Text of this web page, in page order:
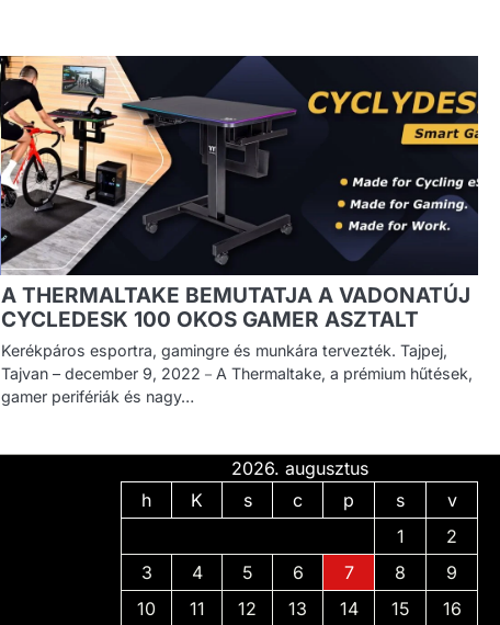
A THERMALTAKE BEMUTATJA A VADONATÚJ
CYCLEDESK 100 OKOS GAMER ASZTALT
Kerékpáros esportra, gamingre és munkára tervezték. Tajpej,
Tajvan – december 9, 2022－A Thermaltake, a prémium hűtések,
gamer perifériák és nagy…
2026. augusztus
h
K s c p s
v
1
2
3
4 5 6 7 8
9
10
11 12 13 14 15 16